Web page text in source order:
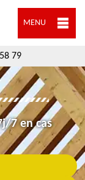
MENU
79
7 en cas